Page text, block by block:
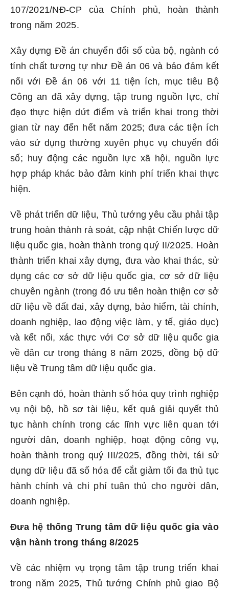
107/2021/NĐ-CP của Chính phủ, hoàn thành
trong năm 2025.
Xây dựng Đề án chuyển đổi số của bộ, ngành có
tính chất tương tự như Đề án 06 và bảo đảm kết
nối với Đề án 06 với 11 tiện ích, mục tiêu Bộ
Công an đã xây dựng, tập trung nguồn lực, chỉ
đạo thực hiện dứt điểm và triển khai trong thời
gian từ nay đến hết năm 2025; đưa các tiện ích
vào sử dụng thường xuyên phục vụ chuyển đổi
số; huy động các nguồn lực xã hội, nguồn lực
hợp pháp khác bảo đảm kinh phí triển khai thực
hiện.
Về phát triển dữ liệu, Thủ tướng yêu cầu phải tập
trung hoàn thành rà soát, cập nhật Chiến lược dữ
liệu quốc gia, hoàn thành trong quý II/2025. Hoàn
thành triển khai xây dựng, đưa vào khai thác, sử
dụng các cơ sở dữ liệu quốc gia, cơ sở dữ liệu
chuyên ngành (trong đó ưu tiên hoàn thiện cơ sở
dữ liệu về đất đai, xây dựng, bảo hiểm, tài chính,
doanh nghiệp, lao động việc làm, y tế, giáo dục)
và kết nối, xác thực với Cơ sở dữ liệu quốc gia
về dân cư trong tháng 8 năm 2025, đồng bộ dữ
liệu về Trung tâm dữ liệu quốc gia.
Bên cạnh đó, hoàn thành số hóa quy trình nghiệp
vụ nội bộ, hồ sơ tài liệu, kết quả giải quyết thủ
tục hành chính trong các lĩnh vực liên quan tới
người dân, doanh nghiệp, hoạt động công vụ,
hoàn thành trong quý III/2025, đồng thời, tái sử
dụng dữ liệu đã số hóa để cắt giảm tối đa thủ tục
hành chính và chi phí tuân thủ cho người dân,
doanh nghiệp.
Đưa hệ thống Trung tâm dữ liệu quốc gia vào
vận hành trong tháng 8/2025
Về các nhiệm vụ trọng tâm tập trung triển khai
trong năm 2025, Thủ tướng Chính phủ giao Bộ